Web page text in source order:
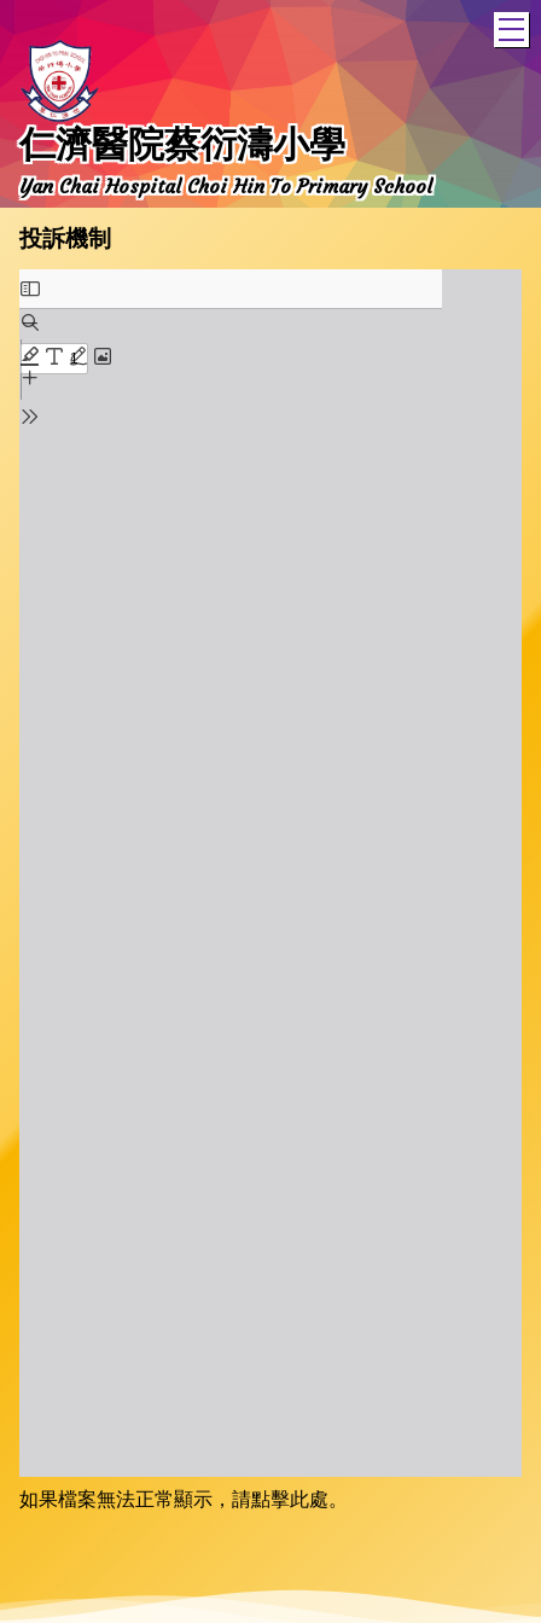
仁濟醫院蔡衍濤小學
Yan Chai Hospital Choi Hin To Primary School
投訴機制
如果檔案無法正常顯示，請點擊此處。